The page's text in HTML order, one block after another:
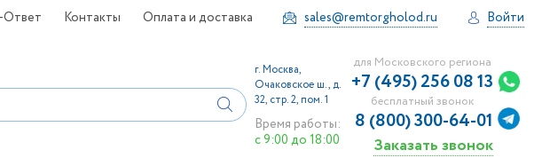
Ответ Контакты Оплата и доставка sales@remtorgholod.ru Войти
г. Москва,
Очаковское ш., д.
32, стр. 2, пом. 1
Время работы:
с 9:00 до 18:00
для Московского региона
+7 (495) 256 08 13
бесплатный звонок
8 (800) 300-64-01
Заказать звонок